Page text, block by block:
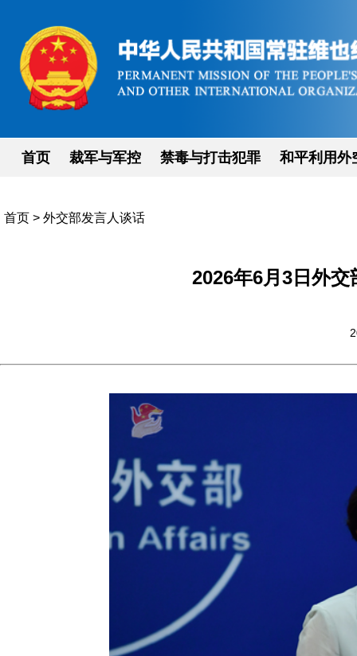
首页 裁军与军控 禁毒与打击犯罪 和平利用外
首页 > 外交部发言人谈话
2026年6月3日外